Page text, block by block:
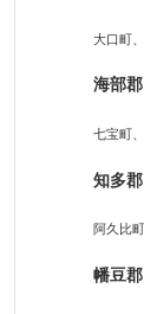
大口町
海部郡
七宝町
知多郡
阿久比
幡豆郡